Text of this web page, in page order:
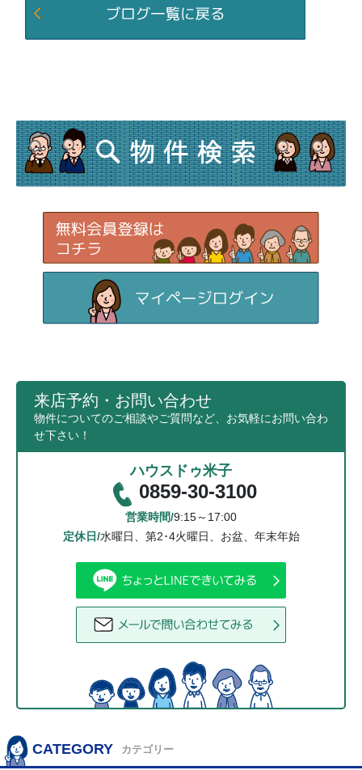
来店予約・お問い合わせ
物件についてのご相談やご質問など、お気軽にお問い合わ
せ下さい！
ハウスドゥ米子
0859-30-3100
営業時間/9:15～17:00
定休日/水曜日、第2･4火曜日、お盆、年末年始
CATEGORY カテゴリー